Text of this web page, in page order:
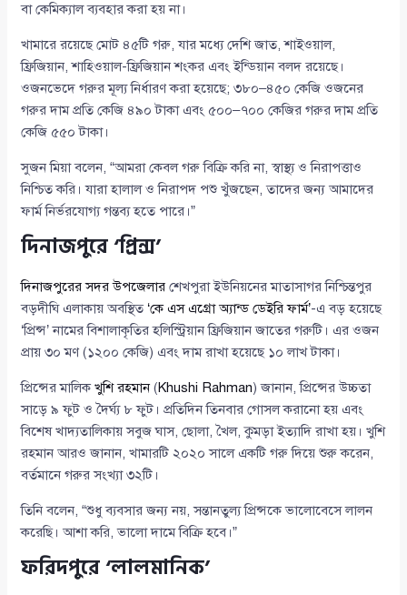
বা কেমিক্যাল ব্যবহার করা হয় না।
খামারে রয়েছে মোট ৪৫টি গরু, যার মধ্যে দেশি জাত, শাইওয়াল,
ফ্রিজিয়ান, শাহিওয়াল-ফ্রিজিয়ান শংকর এবং ইন্ডিয়ান বলদ রয়েছে।
ওজনভেদে গরুর মূল্য নির্ধারণ করা হয়েছে; ৩৮০–৪৫০ কেজি ওজনের
গরুর দাম প্রতি কেজি ৪৯০ টাকা এবং ৫০০–৭০০ কেজির গরুর দাম প্রতি
কেজি ৫৫০ টাকা।
সুজন মিয়া বলেন, “আমরা কেবল গরু বিক্রি করি না, স্বাস্থ্য ও নিরাপত্তাও
নিশ্চিত করি। যারা হালাল ও নিরাপদ পশু খুঁজছেন, তাদের জন্য আমাদের
ফার্ম নির্ভরযোগ্য গন্তব্য হতে পারে।”
দিনাজপুরে ‘প্রিন্স’
দিনাজপুরের সদর উপজেলার শেখপুরা ইউনিয়নের মাতাসাগর নিশ্চিন্তপুর
বড়দীঘি এলাকায় অবস্থিত ‘কে এস এগ্রো অ্যান্ড ডেইরি ফার্ম’-এ বড় হয়েছে
‘প্রিন্স’ নামের বিশালাকৃতির হলিস্ট্রিয়ান ফ্রিজিয়ান জাতের গরুটি। এর ওজন
প্রায় ৩০ মণ (১২০০ কেজি) এবং দাম রাখা হয়েছে ১০ লাখ টাকা।
প্রিন্সের মালিকখুশি রহমান(Khushi Rahman) জানান, প্রিন্সের উচ্চতা
সাড়ে ৯ ফুট ও দৈর্ঘ্য ৮ ফুট। প্রতিদিন তিনবার গোসল করানো হয় এবং
বিশেষ খাদ্যতালিকায় সবুজ ঘাস, ছোলা, খৈল, কুমড়া ইত্যাদি রাখা হয়। খুশি
রহমান আরও জানান, খামারটি ২০২০ সালে একটি গরু দিয়ে শুরু করেন,
বর্তমানে গরুর সংখ্যা ৩২টি।
তিনি বলেন, “শুধু ব্যবসার জন্য নয়, সন্তানতুল্য প্রিন্সকে ভালোবেসে লালন
করেছি। আশা করি, ভালো দামে বিক্রি হবে।”
ফরিদপুরে ‘লালমানিক’